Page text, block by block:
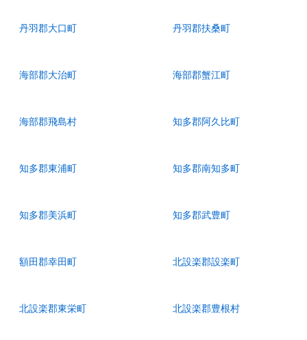
丹羽郡大口町 丹羽郡扶桑町
海部郡大治町 海部郡蟹江町
海部郡飛島村 知多郡阿久比町
知多郡東浦町 知多郡南知多町
知多郡美浜町 知多郡武豊町
額田郡幸田町 北設楽郡設楽町
北設楽郡東栄町 北設楽郡豊根村